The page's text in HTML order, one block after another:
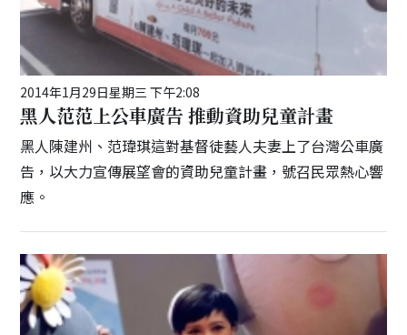
2014年1月29日星期三 下午2:08
黑人范范上公車廣告 推動資助兒童計畫
黑人陳建州、范瑋琪這對基督徒藝人夫妻上了台灣公車廣
告，以大力宣傳展望會的資助兒童計畫，號召民眾熱心響
應。